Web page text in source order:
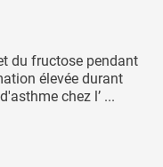
du fructose pendant
élevée durant
chez l’ ...